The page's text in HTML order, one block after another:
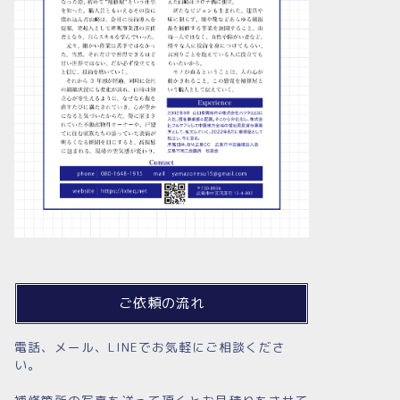
ご依頼の流れ
電話、メール、LINEでお気軽にご相談くださ
い。